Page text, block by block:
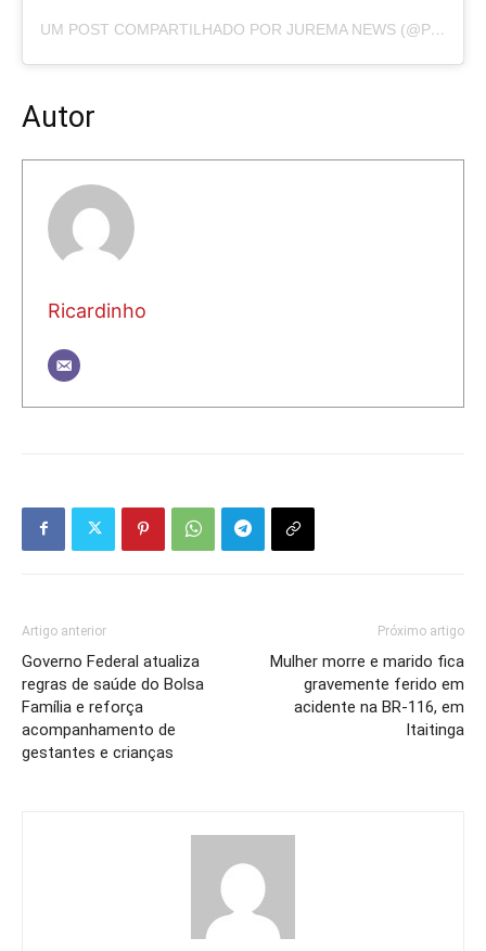
UM POST COMPARTILHADO POR JUREMA NEWS (@PORTALJUREMANEWS)
Autor
Ricardinho
Artigo anterior
Governo Federal atualiza
regras de saúde do Bolsa
Família e reforça
acompanhamento de
gestantes e crianças
Próximo artigo
Mulher morre e marido fica
gravemente ferido em
acidente na BR-116, em
Itaitinga